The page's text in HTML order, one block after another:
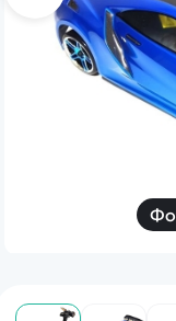
Дополнительный
WhatsApp/
Есть
Наши